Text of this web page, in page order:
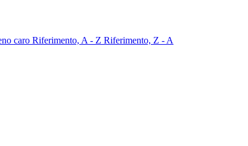
caro Riferimento, A - Z Riferimento, Z - A